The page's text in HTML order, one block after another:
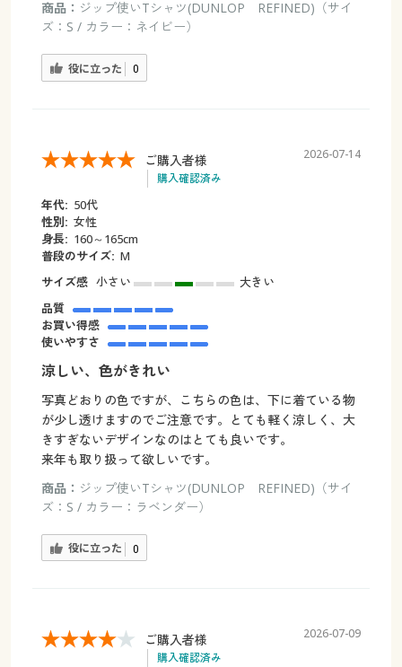
商品： ジップ使いTシャツ(DUNLOP REFINED)（サイ
ズ：S / カラー：ネイビー）
役に立った 0
ご購入者様
購入確認済み
2026-07-14
年代: 50代
性別: 女性
身長: 160～165cm
普段のサイズ: M
サイズ感 小さい
大きい
品質
お買い得感
使いやすさ
涼しい、色がきれい
写真どおりの色ですが、こちらの色は、下に着ている物
が少し透けますのでご注意です。とても軽く涼しく、大
きすぎないデザインなのはとても良いです。
来年も取り扱って欲しいです。
商品： ジップ使いTシャツ(DUNLOP REFINED)（サイ
ズ：S / カラー：ラベンダー）
役に立った 0
ご購入者様
購入確認済み
2026-07-09